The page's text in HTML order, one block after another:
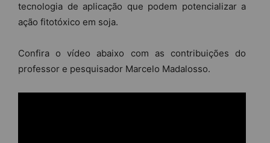
tecnologia de aplicação que podem potencializar a
ação fitotóxico em soja.
Confira o vídeo abaixo com as contribuições do
professor e pesquisador Marcelo Madalosso.